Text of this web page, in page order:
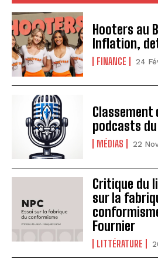
Hooters au
Inflation,
FINANCE 24
Classement
podcasts du
MÉDIAS 22
Critique du
sur la
Fournier
LITTÉRATURE